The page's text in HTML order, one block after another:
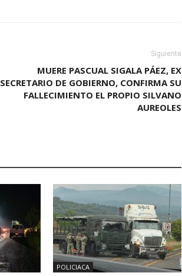
Siguiente
MUERE PASCUAL SIGALA PÁEZ, EX
SECRETARIO DE GOBIERNO, CONFIRMA SU
FALLECIMIENTO EL PROPIO SILVANO
AUREOLES
POLICIACA